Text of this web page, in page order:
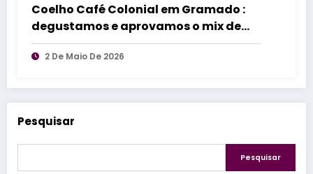
Coelho Café Colonial em Gramado :
degustamos e aprovamos o mix de
delicias
2 De Maio De 2026
Pesquisar
Pesquisar